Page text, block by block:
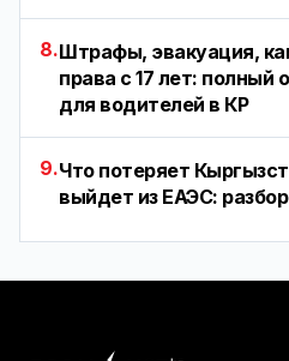
8.Штрафы, эвакуация,
права с 17 лет: полный
для водителей в КР
9.Что потеряет
выйдет из ЕАЭС: